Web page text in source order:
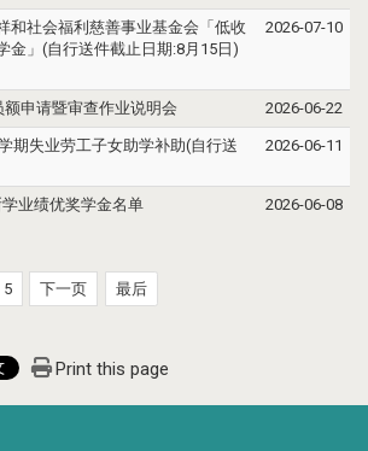
和社会福利慈善事业基金会「低收
金」(自行送件截止日期:8月15日)
2026-07-10
申请暨审查作业说明会 2026-06-22
期失业劳工子女助学补助(自行送
2026-06-11
业绩优奖学金名单 2026-06-08
5 下一页 最后
Print this page